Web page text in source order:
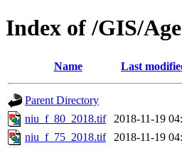
Index of /GIS/
Name Last
Parent Directory
niu_f_80_2018.tif
2018-11-19
niu_f_75_2018.tif
2018-11-19